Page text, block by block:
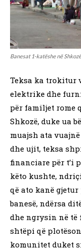
Banesat 1-katëshe në
Teksa ka trokitur
elektrike dhe
për familjet rome
Shkozë, duke ua
muajsh ata
dhe ujit, teksa
financiare për t’i
këto kushte,
që ato kanë
banesë, ndërsa
dhe ngrysin në të
shtëpi që
komunitet duket